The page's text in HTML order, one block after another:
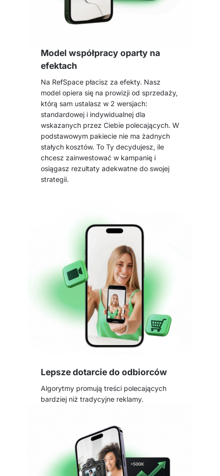
Model współpracy oparty na
efektach
Na RefSpace płacisz za efekty. Nasz
model opiera się na prowizji od sprzedaży,
którą sam ustalasz w 2 wersjach:
standardowej i indywidualnej dla
wskazanych przez Ciebie polecających. W
podstawowym pakiecie nie ma żadnych
stałych kosztów. To Ty decydujesz, ile
chcesz zainwestować w kampanię i
osiągasz rezultaty adekwatne do swojej
strategii.
Lepsze dotarcie do odbiorców
Algorytmy promują treści polecających
bardziej niż tradycyjne reklamy.